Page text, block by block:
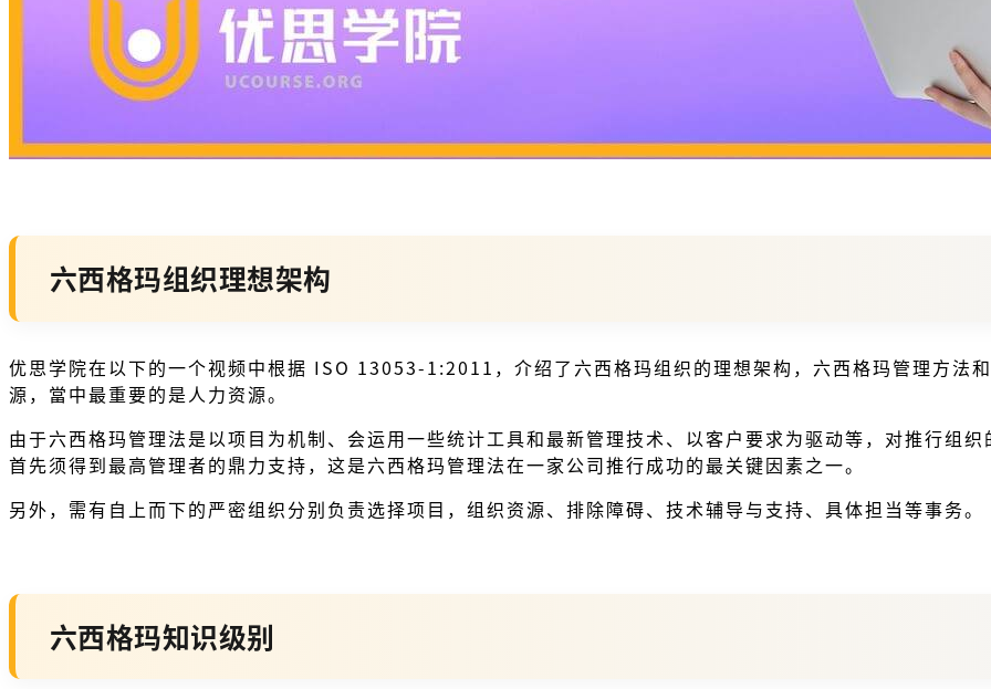
六西格玛组织理想架构
优思学院在以下的一个视频中根据 ISO 13053-1:2011，介绍了六西格玛组织的理想架构，六西格玛管理方法
源，當中最重要的是人力资源。
由于六西格玛管理法是以项目为机制、会运用一些统计工具和最新管理技术、以客户要求为驱动等，对推行组
首先须得到最高管理者的鼎力支持，这是六西格玛管理法在一家公司推行成功的最关键因素之一。
另外，需有自上而下的严密组织分别负责选择项目，组织资源、排除障碍、技术辅导与支持、具体担当等事务。
六西格玛知识级别